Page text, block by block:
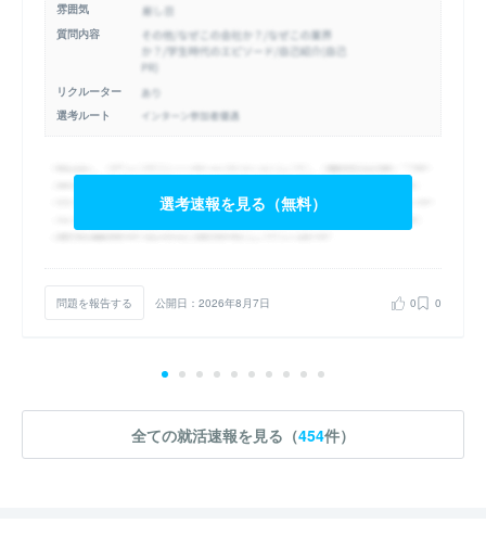
雰囲気
質問内容
リクルーター
選考ルート
選考速報を見る（無料）
問題を報告する 公開日：2026年8月7日 0 0
全ての就活速報を見る（454件）